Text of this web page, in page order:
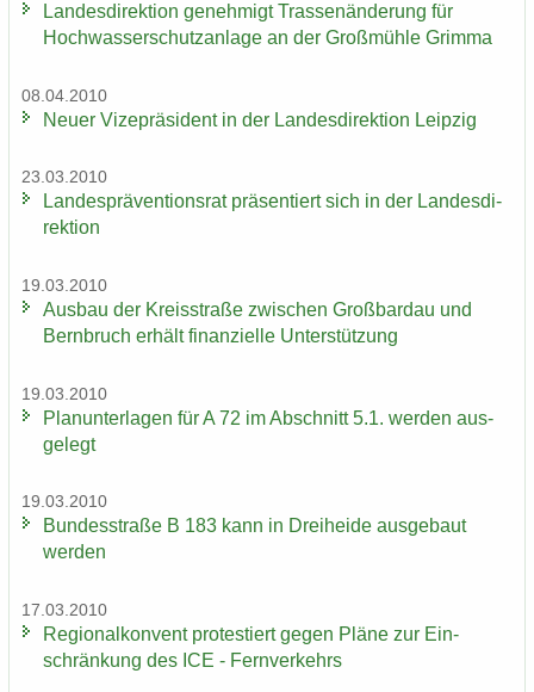
Lan­des­di­rek­ti­on ge­neh­migt Tras­sen­än­de­rung für
Hoch­was­ser­schutz­an­la­ge an der Groß­müh­le Grim­ma
08.04.2010
Neuer Vi­ze­prä­si­dent in der Lan­des­di­rek­ti­on Leip­zig
23.03.2010
Lan­des­prä­ven­ti­ons­rat prä­sen­tiert sich in der Lan­des­di­
rek­ti­on
19.03.2010
Aus­bau der Kreis­stra­ße zwi­schen Groß­bardau und
Bern­bruch er­hält fi­nan­zi­el­le Un­ter­stüt­zung
19.03.2010
Plan­un­ter­la­gen für A 72 im Ab­schnitt 5.1. wer­den aus­
ge­legt
19.03.2010
Bun­des­stra­ße B 183 kann in Drei­hei­de aus­ge­baut
wer­den
17.03.2010
Re­gio­nal­kon­vent pro­tes­tiert gegen Pläne zur Ein­
schrän­kung des ICE - Fern­ver­kehrs